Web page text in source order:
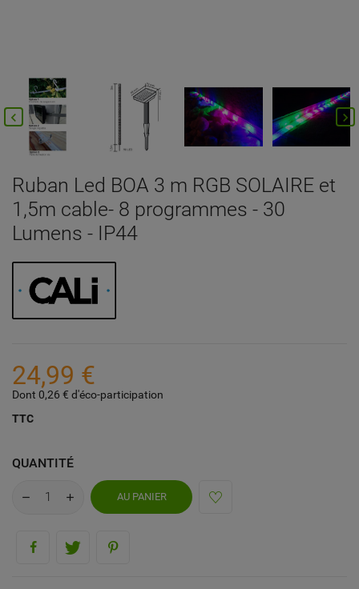
 
Ruban Led BOA 3 m RGB SOLAIRE et
1,5m cable- 8 programmes - 30
Lumens - IP44
24,99 €
Dont 0,26 € d'éco-participation
TTC
QUANTITÉ
AU PANIER